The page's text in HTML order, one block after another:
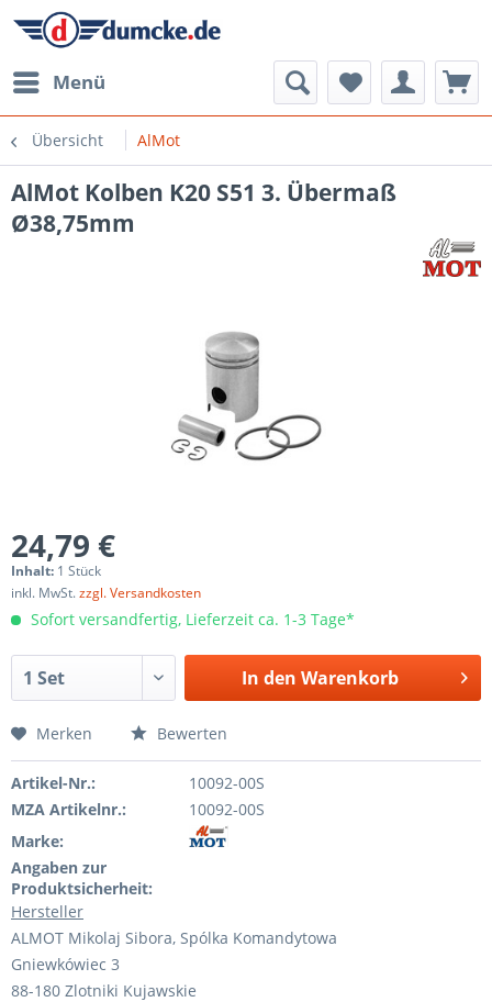
Menü
Übersicht AlMot
AlMot Kolben K20 S51 3. Übermaß
Ø38,75mm
24,79 €
Inhalt: 1 Stück
inkl. MwSt.zzgl. Versandkosten
Sofort versandfertig, Lieferzeit ca. 1-3 Tage*
In den Warenkorb
Merken Bewerten
Artikel-Nr.:
10092-00S
MZA Artikelnr.:
10092-00S
Marke:
Angaben zur
Produktsicherheit:
Hersteller
ALMOT Mikolaj Sibora, Spólka Komandytowa
Gniewkówiec 3
88-180 Zlotniki Kujawskie